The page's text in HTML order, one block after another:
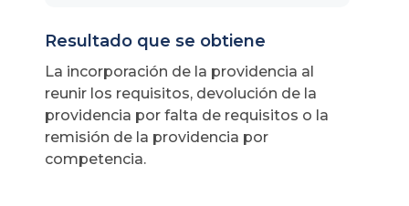
Resultado que se obtiene
La incorporación de la providencia al
reunir los requisitos, devolución de la
providencia por falta de requisitos o la
remisión de la providencia por
competencia.